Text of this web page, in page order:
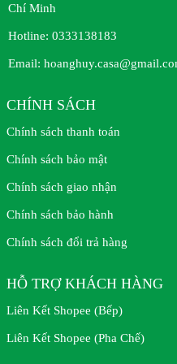
Chí Minh
Hotline: 0333138183
Email:
CHÍNH SÁCH
Chính sách thanh toán
Chính sách bảo mật
Chính sách giao nhận
Chính sách bảo hành
Chính sách đổi trả hàng
HỖ TRỢ KHÁCH HÀNG
Liên Kết Shopee (Bếp)
Liên Kết Shopee (Pha Chế)